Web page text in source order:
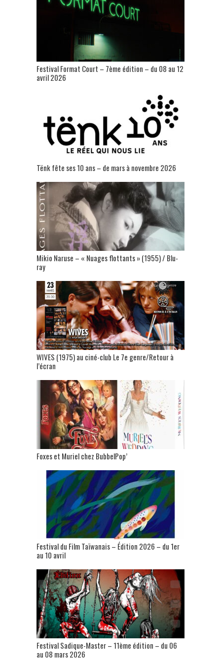
Festival Format Court – 7ème édition – du 08 au 12
avril 2026
Tënk fête ses 10 ans – de mars à novembre 2026
Mikio Naruse – « Nuages flottants » (1955) / Blu-
ray
WIVES (1975) au ciné-club Le 7e genre/Retour à
l’écran
Foxes et Muriel chez BubbelPop’
Festival du Film Taïwanais – Édition 2026 – du 1er
au 10 avril
Festival Sadique-Master – 11ème édition – du 06
au 08 mars 2026